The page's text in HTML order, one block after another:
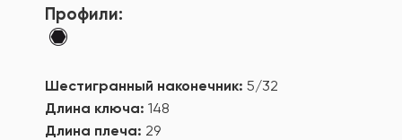
Профили:
Шестигранный наконечник: 5/32
Длина ключа: 148
Длина плеча: 29